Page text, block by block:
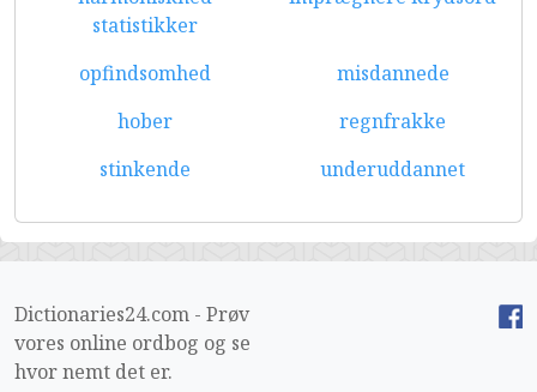
statistikker
opfindsomhed
misdannede
hober
regnfrakke
stinkende
underuddannet
Dictionaries24.com - Prøv
vores online ordbog og se
hvor nemt det er.